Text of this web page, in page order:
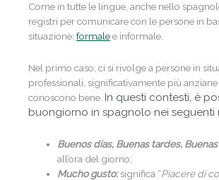
Come in tutte le lingue, anche nello
registri per comunicare con le persone in
situazione: formalee informale.
Nel primo caso, ci si rivolge a persone in
professionali, significativamente più anziane
conoscono bene. In questi contesti, è
buongiorno in spagnolo nei seguenti
Buenos días, Buenas tardes,
all’ora del giorno;
Mucho gusto: significa “Piacere di